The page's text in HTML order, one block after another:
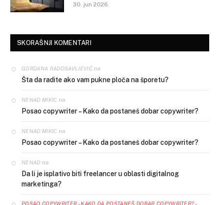
30. jun 2026.
SKORAŠNJI KOMENTARI
GORDANA RADOSAVLJEVIĆna
Šta da radite ako vam pukne ploča na šporetu?
NENAD MIKIC na
Posao copywriter – Kako da postaneš dobar copywriter?
NENAD MIKIC na
Posao copywriter – Kako da postaneš dobar copywriter?
NENAD na
Da li je isplativo biti freelancer u oblasti digitalnog
marketinga?
POSAO COPYWRITER - KAKO DA POSTANEŠ DOBAR COPYWRITER? -